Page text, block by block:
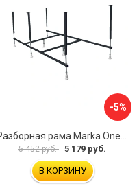
-5%
5 452 руб. 5 179 руб.
В КОРЗИНУ